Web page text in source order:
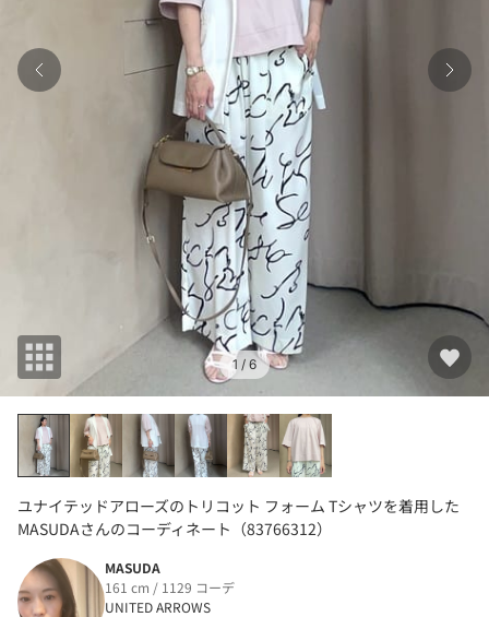
1 / 6
ユナイテッドアローズのトリコット フォーム Tシャツを着用した
MASUDAさんのコーディネート（83766312）
MASUDA
161 cm / 1129 コーデ
UNITED ARROWS